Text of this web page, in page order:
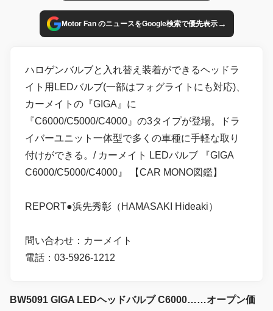
Motor Fan のニュースをGoogle検索で優先表示→
ハロゲンバルブと入れ替え装着ができるヘッドラ
イト用LEDバルブ(一部はフォグライトにも対応)、
カーメイトの『GIGA』に
『C6000/C5000/C4000』の3タイプが登場。ドラ
イバーユニット一体型で多くの車種に手軽な取り
付けができる。/ カーメイト LEDバルブ 『GIGA
C6000/C5000/C4000』 【CAR MONO図鑑】
REPORT●浜先秀彰（HAMASAKI Hideaki）
問い合わせ：カーメイト
電話：03-5926-1212
BW5091 GIGA LEDヘッドバルブ C6000……オープン価